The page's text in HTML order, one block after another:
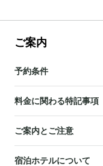
ご案内
予約条件
料金に関わる特記事項
ご案内とご注意
宿泊ホテルについて